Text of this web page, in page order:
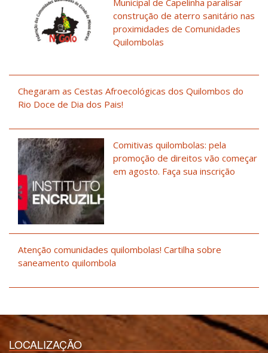
construção de aterro sanitário nas
proximidades de Comunidades
Quilombolas
Chegaram as Cestas Afroecológicas dos Quilombos do
Rio Doce de Dia dos Pais!
Comitivas quilombolas: pela
promoção de direitos vão começar
em agosto. Faça sua inscrição
Atenção comunidades quilombolas! Cartilha sobre
saneamento quilombola
LOCALIZAÇÃO